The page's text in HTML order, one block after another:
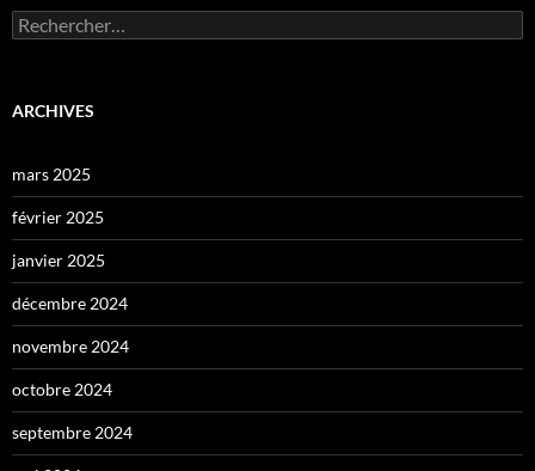
Rechercher :
ARCHIVES
mars 2025
février 2025
janvier 2025
décembre 2024
novembre 2024
octobre 2024
septembre 2024